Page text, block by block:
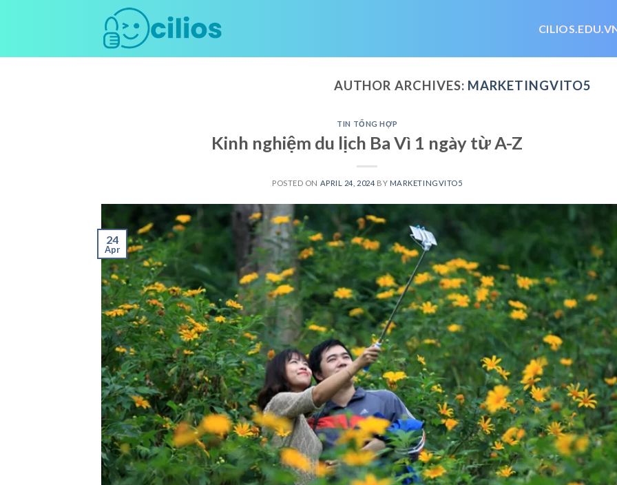
AUTHOR ARCHIVES: MARKETINGVITO5
TIN TỔNG HỢP
Kinh nghiệm du lịch Ba Vì 1 ngày từ A-Z
POSTED ON APRIL 24, 2024 BY MARKETINGVITO5
24
Apr